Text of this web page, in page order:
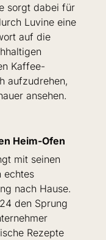
sorgt dabei für
Luvine eine
auf die
Kaffee-
aufzudrehen,
ansehen.
Heim-Ofen
mit seinen
echtes
nach Hause.
den Sprung
Rezepte